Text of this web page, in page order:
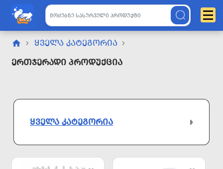
ᲧᲕᲔᲚᲐ ᲙᲐᲢᲔᲒᲝᲠᲘᲐ
Ერთჯერადი Პროდუქცია
ᲧᲕᲔᲚᲐ ᲙᲐᲢᲔᲒᲝᲠᲘᲐ